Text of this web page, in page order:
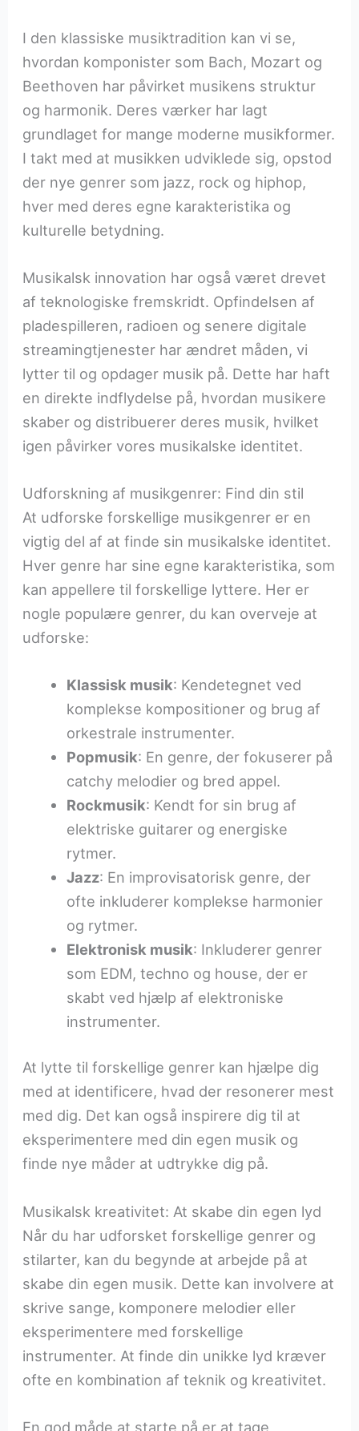
I den klassiske musiktradition kan vi se,
hvordan komponister som Bach, Mozart og
Beethoven har påvirket musikens struktur
og harmonik. Deres værker har lagt
grundlaget for mange moderne musikformer.
I takt med at musikken udviklede sig, opstod
der nye genrer som jazz, rock og hiphop,
hver med deres egne karakteristika og
kulturelle betydning.
Musikalsk innovation har også været drevet
af teknologiske fremskridt. Opfindelsen af
pladespilleren, radioen og senere digitale
streamingtjenester har ændret måden, vi
lytter til og opdager musik på. Dette har haft
en direkte indflydelse på, hvordan musikere
skaber og distribuerer deres musik, hvilket
igen påvirker vores musikalske identitet.
Udforskning af musikgenrer: Find din stil
At udforske forskellige musikgenrer er en
vigtig del af at finde sin musikalske identitet.
Hver genre har sine egne karakteristika, som
kan appellere til forskellige lyttere. Her er
nogle populære genrer, du kan overveje at
udforske:
Klassisk musik: Kendetegnet ved
komplekse kompositioner og brug af
orkestrale instrumenter.
Popmusik: En genre, der fokuserer på
catchy melodier og bred appel.
Rockmusik: Kendt for sin brug af
elektriske guitarer og energiske
rytmer.
Jazz: En improvisatorisk genre, der
ofte inkluderer komplekse harmonier
og rytmer.
Elektronisk musik: Inkluderer genrer
som EDM, techno og house, der er
skabt ved hjælp af elektroniske
instrumenter.
At lytte til forskellige genrer kan hjælpe dig
med at identificere, hvad der resonerer mest
med dig. Det kan også inspirere dig til at
eksperimentere med din egen musik og
finde nye måder at udtrykke dig på.
Musikalsk kreativitet: At skabe din egen lyd
Når du har udforsket forskellige genrer og
stilarter, kan du begynde at arbejde på at
skabe din egen musik. Dette kan involvere at
skrive sange, komponere melodier eller
eksperimentere med forskellige
instrumenter. At finde din unikke lyd kræver
ofte en kombination af teknik og kreativitet.
En god måde at starte på er at tage